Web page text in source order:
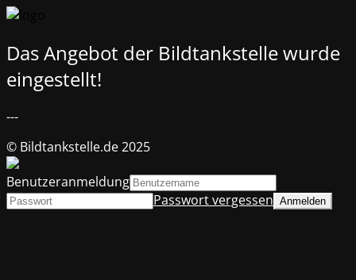
Das Angebot der Bildtankstelle wurde
eingestellt!
---
© Bildtankstelle.de 2025
Benutzeranmeldung
Passwort vergessen